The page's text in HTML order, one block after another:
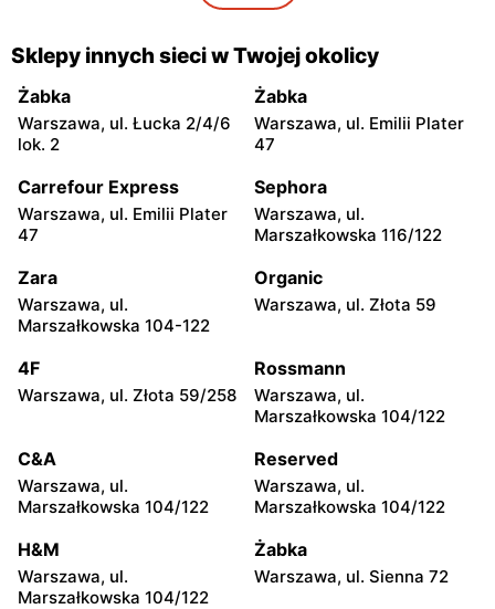
Gama
Łaskarzew, ul. Alejowa 2
Gama
Zgórze, ul. Zgórze 57
Gama
Dobieszyn, ul. Dobieszyn
Gama
Dobieszyn, ul. Główna 62
Gama
Dzierzążnia, ul. Dzierzążnia
Gama
Bełchów, ul. Przemysłowa
Gama
Bodzanów, ul. Księcia
Gama
Gama Gama
Łowicz, ul. 3 Maja 14
Gama
Łowicz, ul. 11 Listopada 2
Gama
Łowicz, ul. Lipowa 1
Gama
Łowicz, ul. Katarzynów 5
Gama
Nowe Łubki, ul. Nowe Łubki
Sklepy innych sieci w Twojej okolicy
Żabka
Warszawa, ul. Łucka 2/4/6
lok. 2
Żabka
Warszawa, ul. Emilii Plater
47
Carrefour Express
Warszawa, ul. Emilii Plater
47
Sephora
Warszawa, ul.
Marszałkowska 116/122
Zara
Warszawa, ul.
Marszałkowska 104-122
Organic
Warszawa, ul. Złota 59
4F
Warszawa, ul. Złota 59/258
Rossmann
Warszawa, ul.
Marszałkowska 104/122
C&A
Warszawa, ul.
Marszałkowska 104/122
Reserved
Warszawa, ul.
Marszałkowska 104/122
H&M
Warszawa, ul.
Marszałkowska 104/122
Żabka
Warszawa, ul. Sienna 72